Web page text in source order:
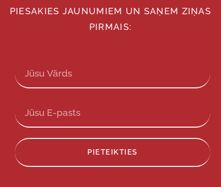
PIESAKIES JAUNUMIEM UN SAŅEM ZIŅAS
PIRMAIS:
PIETEIKTIES